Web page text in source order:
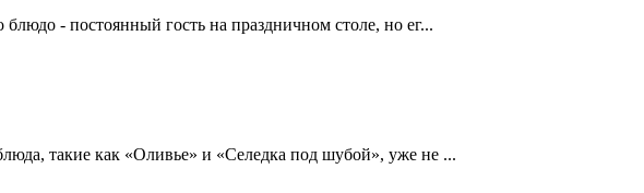
- постоянный гость на праздничном столе, но ег...
такие как «Оливье» и «Селедка под шубой», уже не ...